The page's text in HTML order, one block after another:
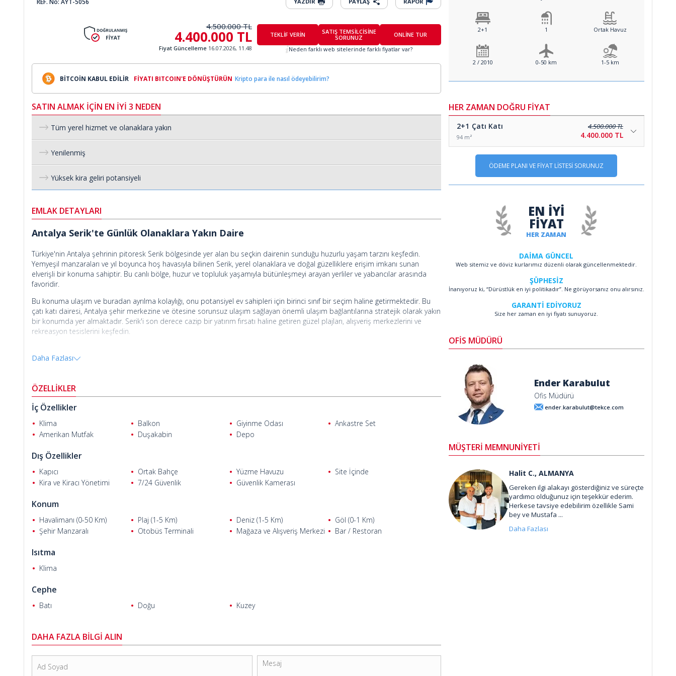
4.500.000 TL
4.400.000 TL
Fiyat Güncelleme 16.07.2026, 11.48
TEKLİF VERİN
SATIŞ TEMSİLCİSİNE
SORUNUZ
ONLİNE TUR
Neden farklı web sitelerinde farklı fiyatlar var?
BİTCOİN KABUL EDİLİR FİYATI BITCOIN'E DÖNÜŞTÜRÜN Kripto para ile nasıl ödeyebilirim?
2+1 1 Ortak Havuz
2 / 2010 0-50 km 1-5 km
HER ZAMAN DOĞRU FİYAT
2+1 Çatı Katı
94 m²
4.500.000 TL
4.400.000 TL
ÖDEME PLANI VE FİYAT LİSTESİ SORUNUZ
SATIN ALMAK İÇİN EN İYİ 3 NEDEN
Tüm yerel hizmet ve olanaklara yakın
Yenilenmiş
Yüksek kira geliri potansiyeli
EMLAK DETAYLARI
Antalya Serik'te Günlük Olanaklara Yakın Daire
Türkiye'nin Antalya şehrinin pitoresk Serik bölgesinde yer alan bu seçkin dairenin sunduğu huzurlu yaşam tarzını keşfedin.
Yemyeşil manzaraları ve yıl boyunca hoş havasıyla bilinen Serik, yerel olanaklara ve doğal güzelliklere erişim imkanı sunan
elverişli bir konuma sahiptir. Bu canlı bölge, huzur ve topluluk yaşamıyla bütünleşmeyi arayan yerliler ve yabancılar arasında
favoridir.
Bu konuma ulaşım ve buradan ayrılma kolaylığı, onu potansiyel ev sahipleri için birinci sınıf bir seçim haline getirmektedir. Bu
çatı katı dairesi, Antalya şehir merkezine ve ötesine sorunsuz ulaşım sağlayan önemli ulaşım bağlantılarına stratejik olarak yakın
bir konumda yer almaktadır. Serik'i son derece cazip bir yatırım fırsatı haline getiren güzel plajları, alışveriş merkezlerini ve
rekreasyon tesislerini keşfedin.
Sakinler, dinlenme ve eğlence için ideal olan ortak bir bahçe ve pırıl pırıl bir ortak havuz da dahil olmak üzere çeşitli açık hava
Tamamen yenilenmiş, taşınmaya hazır bu 2 yatak odalı dairede açık plan mutfak, iki yatak odası, bir banyo ve üç balkon
bulunmaktadır; bunlardan biri yıl boyunca kullanım için camla çevrilidir. Mülk sıfır tadilat maliyeti gerektirir ve kolayca ebeveyn
banyosuna dönüştürülebilen bir giyinme odası içerir. Klima, ankastre mutfak seti ve su ısıtıcısı ile donatılmış bu merkezi
konumdaki daire, kalıcı yaşam, tatil evi veya yüksek getirili kiralama yatırımı için mükemmel bir seçimdir.
Daha Fazlası
ÖZELLİKLER
İç Özellikler
Klima Balkon Giyinme Odası
Ankastre Set
Amerikan Mutfak
Duşakabin Depo
Dış Özellikler
Kapıcı Ortak Bahçe Yüzme Havuzu
Site İçinde
Kira ve Kiracı Yönetimi
7/24 Güvenlik Güvenlik Kamerası
Konum
Havalimanı (0-50 Km) Plaj (1-5 Km) Deniz (1-5 Km)
Göl (0-1 Km)
Şehir Manzaralı
Otobüs Terminali Mağaza ve Alışveriş Merkezi Bar / Restoran
Isıtma
Klima
Cephe
Batı Doğu Kuzey
HER ZAMAN
EN İYİ
FİYAT
DAİMA GÜNCEL
Web sitemiz ve döviz kurlarımız düzenli olarak güncellenmektedir.
ŞÜPHESİZ
İnanıyoruz ki, “Dürüstlük en iyi politikadır”. Ne görüyorsanız onu alırsınız.
GARANTİ EDİYORUZ
Size her zaman en iyi fiyatı sunuyoruz.
OFİS MÜDÜRÜ
Ender Karabulut
Ofis Müdürü
ender.karabulut@tekce.com
MÜŞTERİ MEMNUNİYETİ
Halit C., ALMANYA
Gereken ilgi alakayı gösterdiğiniz ve süreçte
yardımcı olduğunuz için teşekkür ederim.
Herkese tavsiye edebilirim özellikle Sami
bey ve Mustafa ...
Daha Fazlası
DAHA FAZLA BİLGİ ALIN